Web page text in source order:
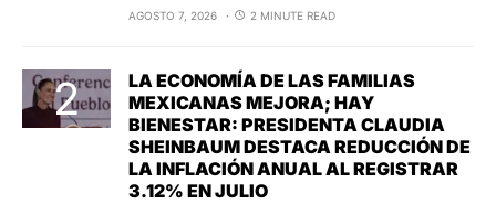
AGOSTO 7, 2026 2 MINUTE READ
LA ECONOMÍA DE LAS FAMILIAS
MEXICANAS MEJORA; HAY
BIENESTAR: PRESIDENTA CLAUDIA
SHEINBAUM DESTACA REDUCCIÓN DE
LA INFLACIÓN ANUAL AL REGISTRAR
3.12% EN JULIO